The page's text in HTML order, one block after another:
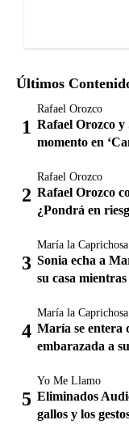
Últimos
Rafael Orozco
Rafael Orozco
momento en
Rafael Orozco
Rafael Orozco
¿Pondrá en
María la Caprichosa
Sonia echa a
su casa
María la Caprichosa
María se entera
embarazada a
Yo Me Llamo
Eliminados
gallos y los